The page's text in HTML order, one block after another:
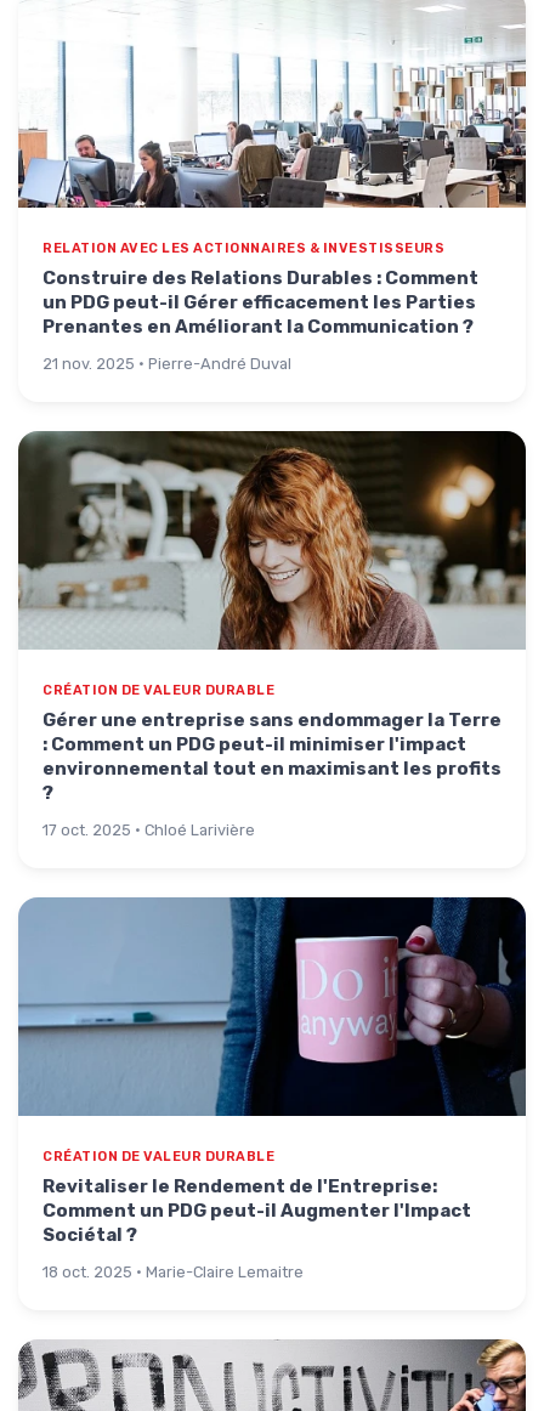
RELATION AVEC LES ACTIONNAIRES & INVESTISSEURS
Construire des Relations Durables : Comment
un PDG peut-il Gérer efficacement les Parties
Prenantes en Améliorant la Communication ?
21 nov. 2025 · Pierre-André Duval
CRÉATION DE VALEUR DURABLE
Gérer une entreprise sans endommager la Terre
: Comment un PDG peut-il minimiser l'impact
environnemental tout en maximisant les profits
?
17 oct. 2025 · Chloé Larivière
CRÉATION DE VALEUR DURABLE
Revitaliser le Rendement de l'Entreprise:
Comment un PDG peut-il Augmenter l'Impact
Sociétal ?
18 oct. 2025 · Marie-Claire Lemaitre